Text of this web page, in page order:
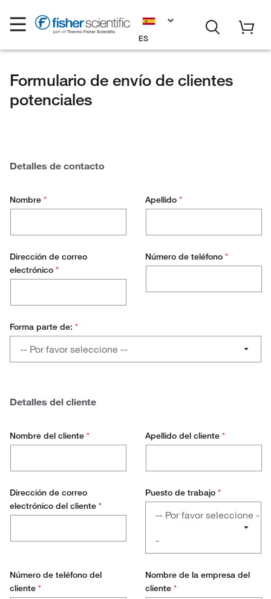
ES
Formulario de envío de clientes
potenciales
Detalles de contacto
Nombre * Apellido *
Dirección de correo
electrónico *
Número de teléfono *
Forma parte de: *
-- Por favor seleccione --
Thermo Fisher
Detalles del cliente
Nombre del cliente * Apellido del cliente *
Dirección de correo
electrónico del cliente *
Puesto de trabajo *
-- Por favor seleccione -
-
Gestión de Laboratorio
Número de teléfono del
cliente *
Nombre de la empresa del
cliente *